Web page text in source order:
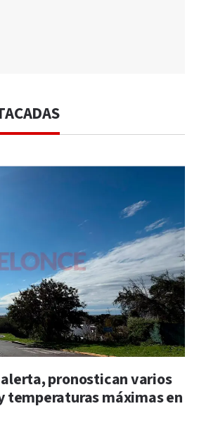
alerta, pronostican varios
temperaturas máximas en